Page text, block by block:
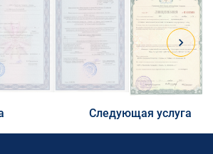
Следующая услуга